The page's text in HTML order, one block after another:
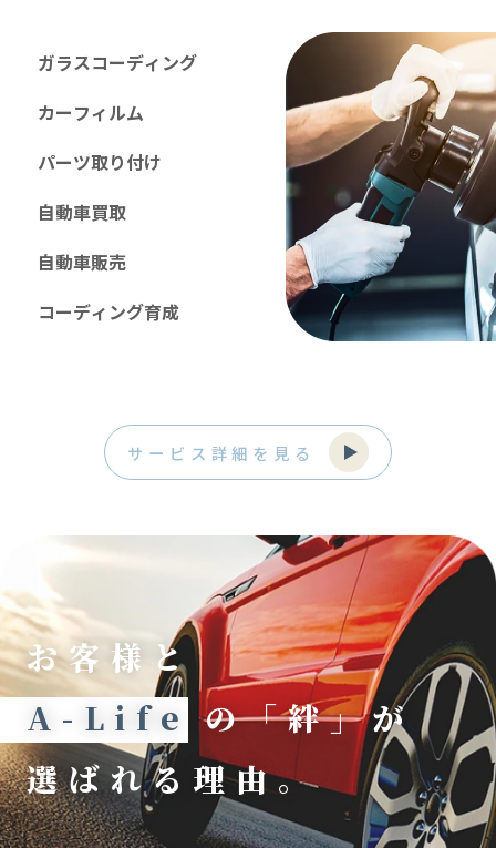
ガラスコーディ ング
カーフィルム
パーツ取り付け
自動車買取
自動車販売
コーディ ング育成
サービス詳細を見る
お客様と
A-Life の「絆」が
選ばれる理由。